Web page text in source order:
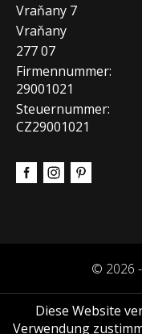
Vraňany 7
Vraňany
277 07
Firmennummer:
29001021
Steuernummer:
CZ29001021
© 2026 -
Diese Website
Verwendung